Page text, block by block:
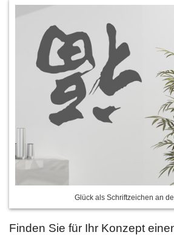
Glück als Schriftzeichen an
Finden Sie für Ihr Konzept